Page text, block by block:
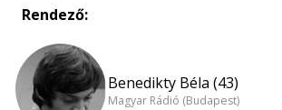
Rendező:
Benedikty Béla (43)
Magyar Rádió (Budapest)